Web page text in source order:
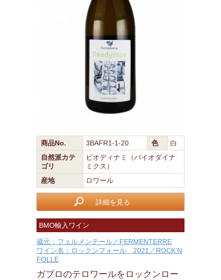
商品No. 3BAFR1-1-20 色
白
自然派カテ
ゴリ
ビオディナミ（バイオダイナ
ミクス）
産地
ロワール
詳細を見る
BMO輸入ワイン
蔵元：フェルメンテール／FERMENTERRE
ワイン名：ロックンフォール 2021／ROCK'N
FOLLE
ガブロのテロワールをロックンロー